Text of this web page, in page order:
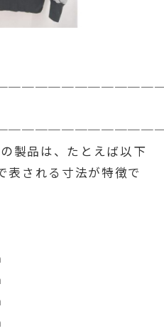
製品は、たとえば以下
表される寸法が特徴で